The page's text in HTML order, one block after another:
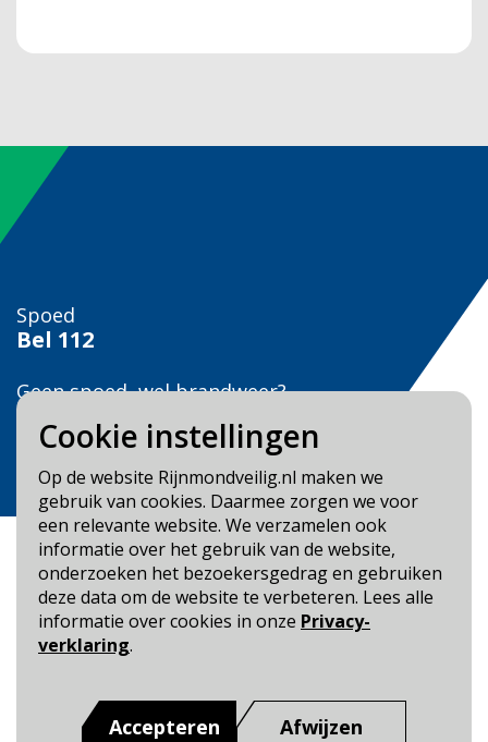
Cookie instellingen
Op de website Rijnmondveilig.nl maken we
gebruik van cookies. Daarmee zorgen we voor
een relevante website. We verzamelen ook
informatie over het gebruik van de website,
onderzoeken het bezoekersgedrag en gebruiken
deze data om de website te verbeteren. Lees alle
informatie over cookies in onze Privacy-
verklaring.
Accepteren Afwijzen
Spoed
Bel 112
Geen spoed, wel brandweer?
Bel
Veilig Leven?
Bel 0900-8387
Blijf op de hoogte
Toegankelijkheid